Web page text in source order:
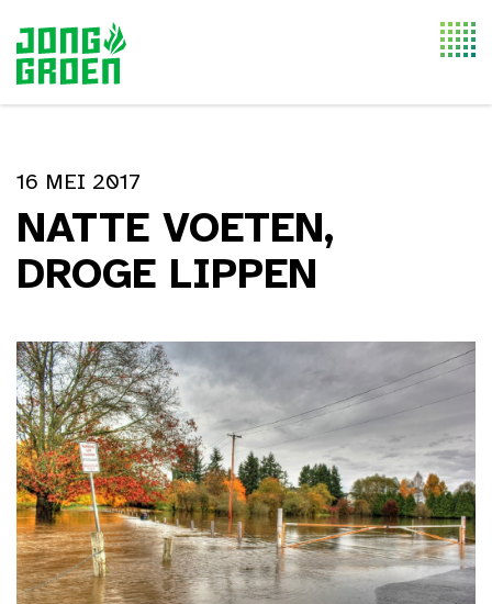
16 MEI 2017
NATTE VOETEN,
DROGE LIPPEN